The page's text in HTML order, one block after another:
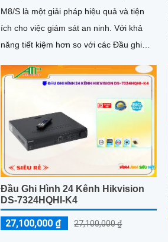
M8/S là một giải pháp hiệu quả và tiện
ích cho việc giám sát an ninh. Với khả
năng tiết kiệm hơn so với các Đầu ghi
Đầu Ghi Hình 24 Kênh Hikvision
DS-7324HQHI-K4
27,100,000 ₫ 27,100,000 ₫